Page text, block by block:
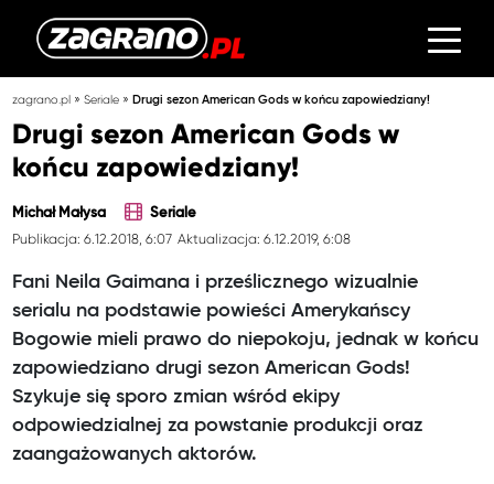
zagrano.pl »Seriale »Drugi sezon American Gods w końcu zapowiedziany!
Drugi sezon American Gods w
końcu zapowiedziany!
Michał Małysa Seriale
Publikacja: 6.12.2018, 6:07 Aktualizacja: 6.12.2019, 6:08
Fani Neila Gaimana i prześlicznego wizualnie
serialu na podstawie powieści Amerykańscy
Bogowie mieli prawo do niepokoju, jednak w końcu
zapowiedziano drugi sezon American Gods!
Szykuje się sporo zmian wśród ekipy
odpowiedzialnej za powstanie produkcji oraz
zaangażowanych aktorów.